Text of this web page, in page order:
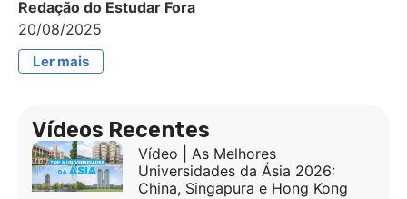
Redação do Estudar Fora
20/08/2025
Ler mais
Vídeos Recentes
Vídeo | As Melhores
Universidades da Ásia 2026:
China, Singapura e Hong Kong